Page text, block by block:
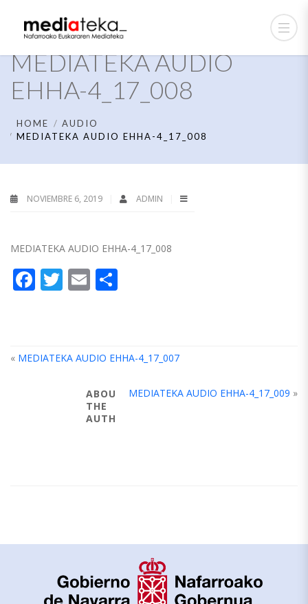
MEDIATEKA AUDIO
EHHA-4_17_008
HOME
AUDIO
MEDIATEKA AUDIO EHHA-4_17_008
NOVIEMBRE 6, 2019 ADMIN
MEDIATEKA AUDIO EHHA-4_17_008
Facebook
Twitter
Email
« MEDIATEKA AUDIO EHHA-4_17_007
MEDIATEKA AUDIO EHHA-4_17_009 »
ABOUT
THE
AUTHOR